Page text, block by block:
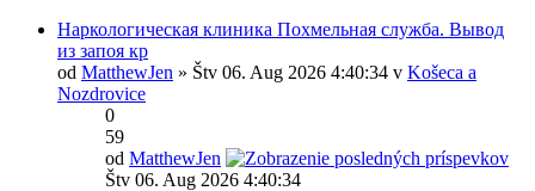
Наркологическая клиника Похмельная служба. Вывод
из запоя кр
od MatthewJen » Štv 06. Aug 2026 4:40:34 v Košeca a
Nozdrovice
0
59
od MatthewJen
Štv 06. Aug 2026 4:40:34